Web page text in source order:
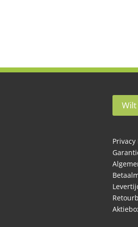
Wilt
Privacy